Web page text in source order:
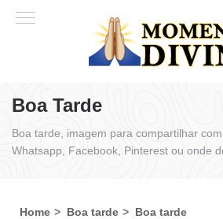
Boa Tarde
Boa tarde, imagem para compartilhar
Whatsapp, Facebook, Pinterest ou onde
Home Boa tarde Boa tarde